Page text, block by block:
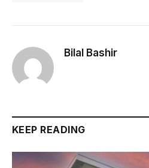
Bilal Bashir
KEEP READING